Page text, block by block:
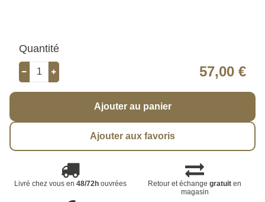
Quantité
57,00 €
Ajouter au panier
Ajouter aux favoris
Livré chez vous en 48/72houvrées Retour et échangegratuit en
magasin